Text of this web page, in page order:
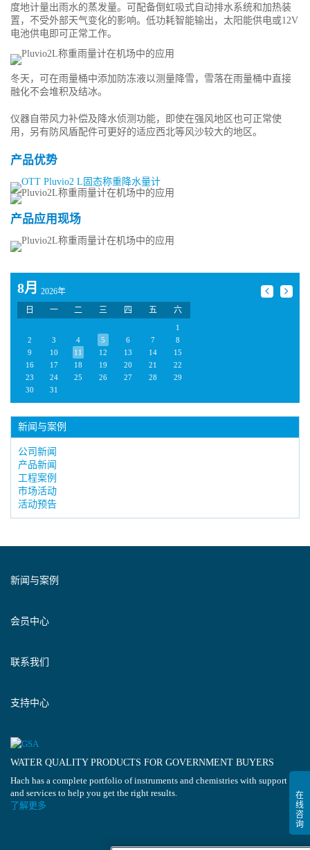
度地计量出雨水的蒸发量。可配备倒虹吸式自动排水系统和加热装
置，不受外部天气变化的影响。低功耗智能输出，太阳能供电或12V
电池供电即可正常工作。
冬天，可在雨量桶中添加防冻液以测量降雪，雪落在雨量桶中直接
融化不会堆积及结冰。
仪器自带风力补偿及降水侦测功能，即使在强风地区也可正常使
用，另有防风盾配件可更好的适应西北等风沙较大的地区。
产品优势
产品应用现场
8月
2026年
日
一 二 三 四 五 六
1
2
3 4 5 6 7
8
9
10 11 12 13 14
15
16
17 18 19 20 21
22
23
24 25 26 27 28
29
30
31
新闻与案例
公司新闻
产品新闻
工程案例
市场活动
活动预告
新闻与案例
会员中心
联系我们
支持中心
WATER QUALITY PRODUCTS FOR GOVERNMENT BUYERS
Hach has a complete portfolio of instruments and chemistries with support
and services to help you get the right results.
了解更多